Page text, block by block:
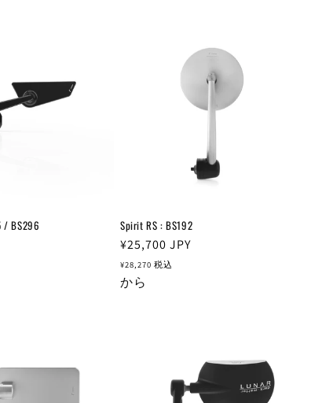
/ BS296 Spirit RS : BS192
通
常
価
¥25,700 JPY
¥28,270 税込
から